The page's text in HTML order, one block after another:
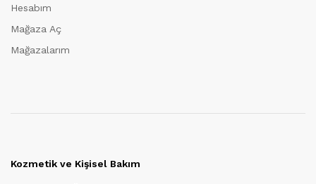
Hesabım
Mağaza Aç
Mağazalarım
Kozmetik ve Kişisel Bakım